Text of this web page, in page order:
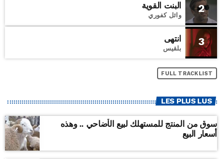
2 البنت القوية
وائل كفوري
3 انتهى
بلقيس
FULL TRACKLIST
LES PLUS LUS
سوق من المنتج للمستهلك لبيع الأضاحي .. وهذه
أسعار البيع